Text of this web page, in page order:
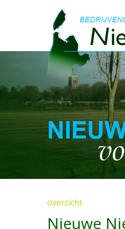
overzicht
Nieuwe